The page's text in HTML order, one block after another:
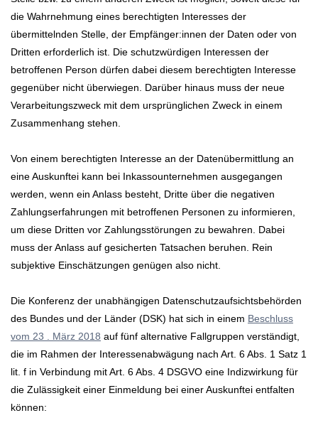
die Wahrnehmung eines berechtigten Interesses der
übermittelnden Stelle, der Empfänger:innen der Daten oder von
Dritten erforderlich ist. Die schutzwürdigen Interessen der
betroffenen Person dürfen dabei diesem berechtigten Interesse
gegenüber nicht überwiegen. Darüber hinaus muss der neue
Verarbeitungszweck mit dem ursprünglichen Zweck in einem
Zusammenhang stehen.
Von einem berechtigten Interesse an der Datenübermittlung an
eine Auskunftei kann bei Inkassounternehmen ausgegangen
werden, wenn ein Anlass besteht, Dritte über die negativen
Zahlungserfahrungen mit betroffenen Personen zu informieren,
um diese Dritten vor Zahlungsstörungen zu bewahren. Dabei
muss der Anlass auf gesicherten Tatsachen beruhen. Rein
subjektive Einschätzungen genügen also nicht.
Die Konferenz der unabhängigen Datenschutzaufsichtsbehörden
des Bundes und der Länder (DSK) hat sich in einem Beschluss
vom 23 . März 2018 auf fünf alternative Fallgruppen verständigt,
die im Rahmen der Interessenabwägung nach Art. 6 Abs. 1 Satz 1
lit. f in Verbindung mit Art. 6 Abs. 4 DSGVO eine Indizwirkung für
die Zulässigkeit einer Einmeldung bei einer Auskunftei entfalten
können: